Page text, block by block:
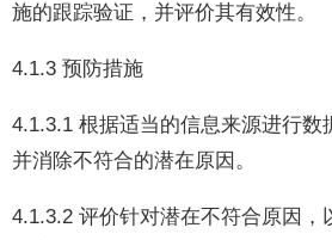
施的跟踪验证，并评价其有效性。
4.1.3 预防措施
4.1.3.1 根据适当的信息来源进行数
并消除不符合的潜在原因。
4.1.3.2 评价针对潜在不符合原因，